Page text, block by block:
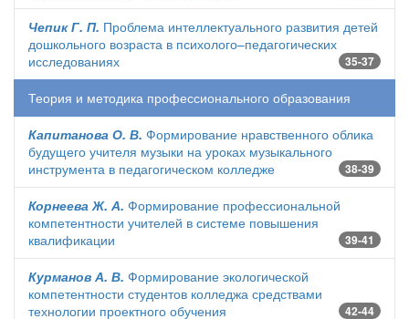
Чепик Г. П. Проблема интеллектуального развития детей
дошкольного возраста в психолого–педагогических
исследованиях
35-37
Теория и методика профессионального образования
Капитанова О. В. Формирование нравственного облика
будущего учителя музыки на уроках музыкального
инструмента в педагогическом колледже
38-39
Корнеева Ж. А. Формирование профессиональной
компетентности учителей в системе повышения
квалификации
39-41
Курманов А. В. Формирование экологической
компетентности студентов колледжа средствами
технологии проектного обучения
42-44